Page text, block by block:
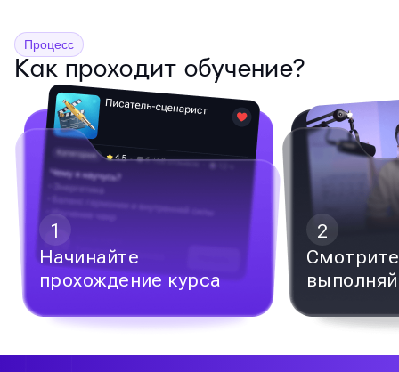
Процесс
Как проходит обучение?
1
Начинайте
прохождение курса
2